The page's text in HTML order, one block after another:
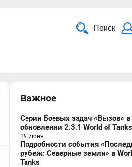
Поиск
Важное
Серии Боевых задач «Вызов» в
обновлении 2.3.1 World of Tanks
19 июня
Подробности события
рубеж: Северные земли» в
Tanks